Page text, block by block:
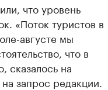
что уровень
«Поток туристов в
августе мы
что в
сказалось на
запрос редакции.